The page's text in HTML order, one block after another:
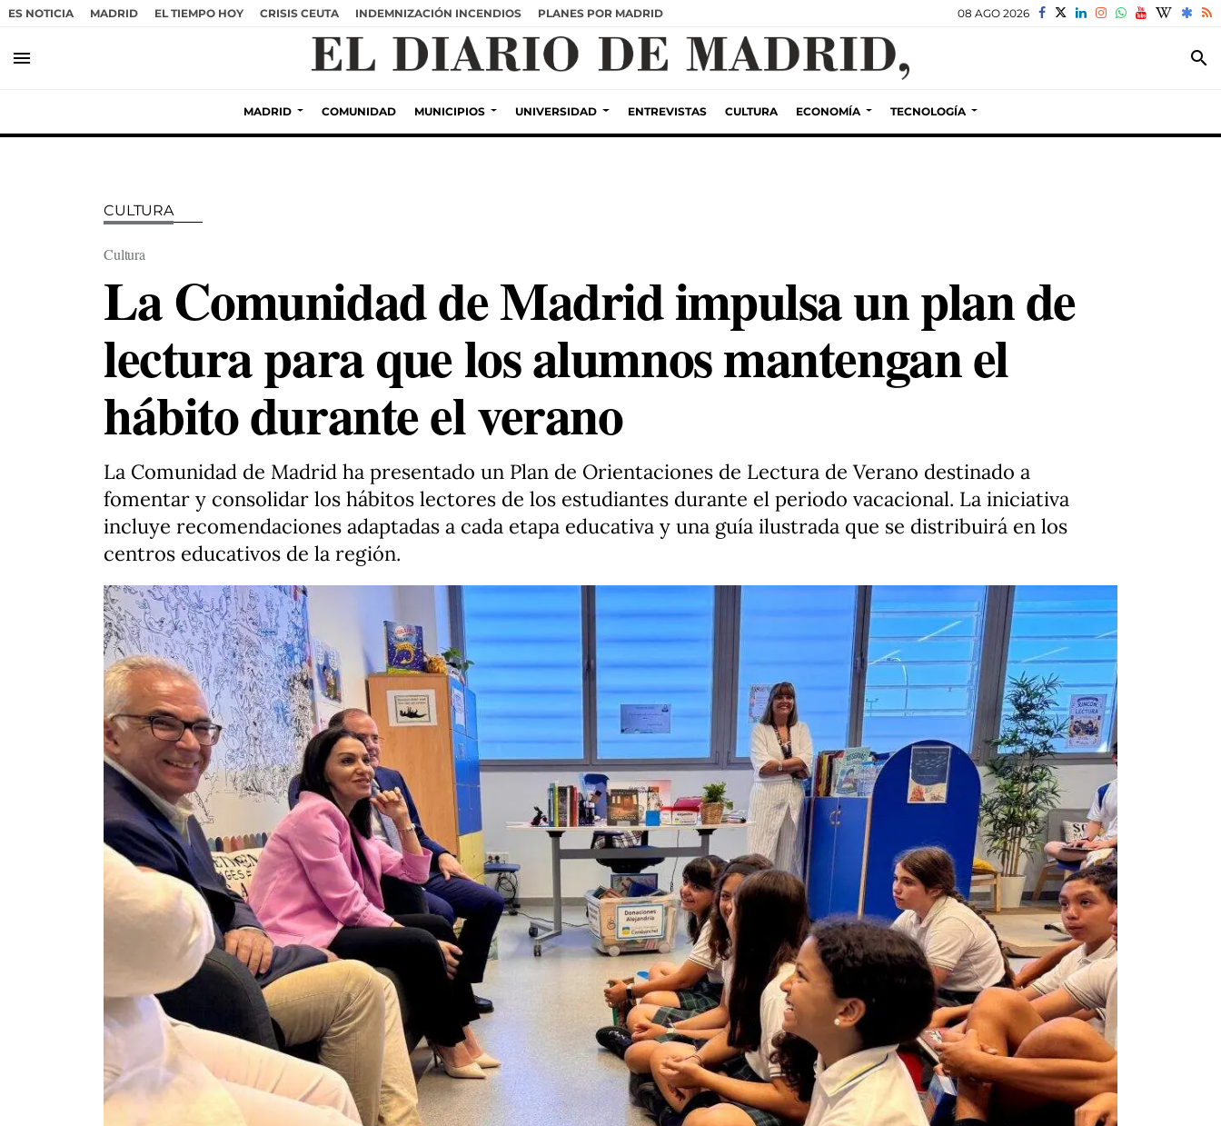
ES NOTICIA MADRID EL TIEMPO HOY CRISIS CEUTA INDEMNIZACIÓN INCENDIOS PLANES POR MADRID 08 AGO 2026
menu search
MADRID COMUNIDAD MUNICIPIOS UNIVERSIDAD ENTREVISTAS CULTURA ECONOMÍA TECNOLOGÍA
CULTURA
Cultura
La Comunidad de Madrid impulsa un plan de
lectura para que los alumnos mantengan el
hábito durante el verano
La Comunidad de Madrid ha presentado un Plan de Orientaciones de Lectura de Verano destinado a
fomentar y consolidar los hábitos lectores de los estudiantes durante el periodo vacacional. La iniciativa
incluye recomendaciones adaptadas a cada etapa educativa y una guía ilustrada que se distribuirá en los
centros educativos de la región.